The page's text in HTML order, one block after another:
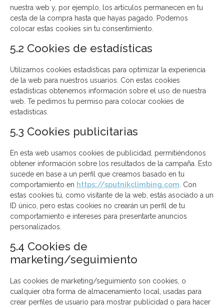
nuestra web y, por ejemplo, los artículos permanecen en tu
cesta de la compra hasta que hayas pagado. Podemos
colocar estas cookies sin tu consentimiento.
5.2 Cookies de estadísticas
Utilizamos cookies estadísticas para optimizar la experiencia
de la web para nuestros usuarios. Con estas cookies
estadísticas obtenemos información sobre el uso de nuestra
web. Te pedimos tu permiso para colocar cookies de
estadísticas.
5.3 Cookies publicitarias
En esta web usamos cookies de publicidad, permitiéndonos
obtener información sobre los resultados de la campaña. Esto
sucede en base a un perfil que creamos basado en tu
comportamiento en https://sputnikclimbing.com . Con
estas cookies tú, como visitante de la web, estás asociado a un
ID único, pero estas cookies no crearán un perfil de tu
comportamiento e intereses para presentarte anuncios
personalizados.
5.4 Cookies de
marketing/seguimiento
Las cookies de marketing/seguimiento son cookies, o
cualquier otra forma de almacenamiento local, usadas para
crear perfiles de usuario para mostrar publicidad o para hacer